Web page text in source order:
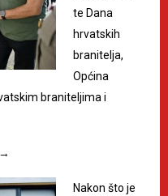
te Dana
hrvatskih
branitelja,
Općina
braniteljima i
→
Nakon što je